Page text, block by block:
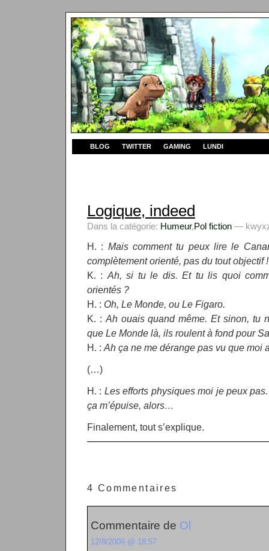
BLOG TWITTER GAMING LUNDI
Logique, indeed
Dans la catégorie: Humeur,Pol fiction — kwyxz
H. : Mais comment tu peux lire le
complètement orienté, pas du tout objectif !
K. : Ah, si tu le dis. Et tu lis quoi
orientés ?
H. : Oh, Le Monde, ou Le Figaro.
K. : Ah ouais quand même. Et sinon, tu
que Le Monde là, ils roulent à fond pour
H. : Ah ça ne me dérange pas vu que moi
(…)
H. : Les efforts physiques moi je peux
ça m’épuise, alors…
Finalement, tout s’explique.
4 Commentaires
Commentaire de Ol
12/8/2006 @ 18:57